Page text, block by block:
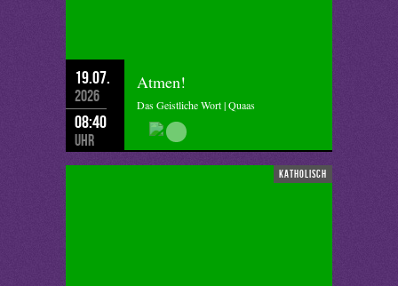
19.07.
2026
08:40
Uhr
Atmen!
Das Geistliche Wort | Quaas
katholisch